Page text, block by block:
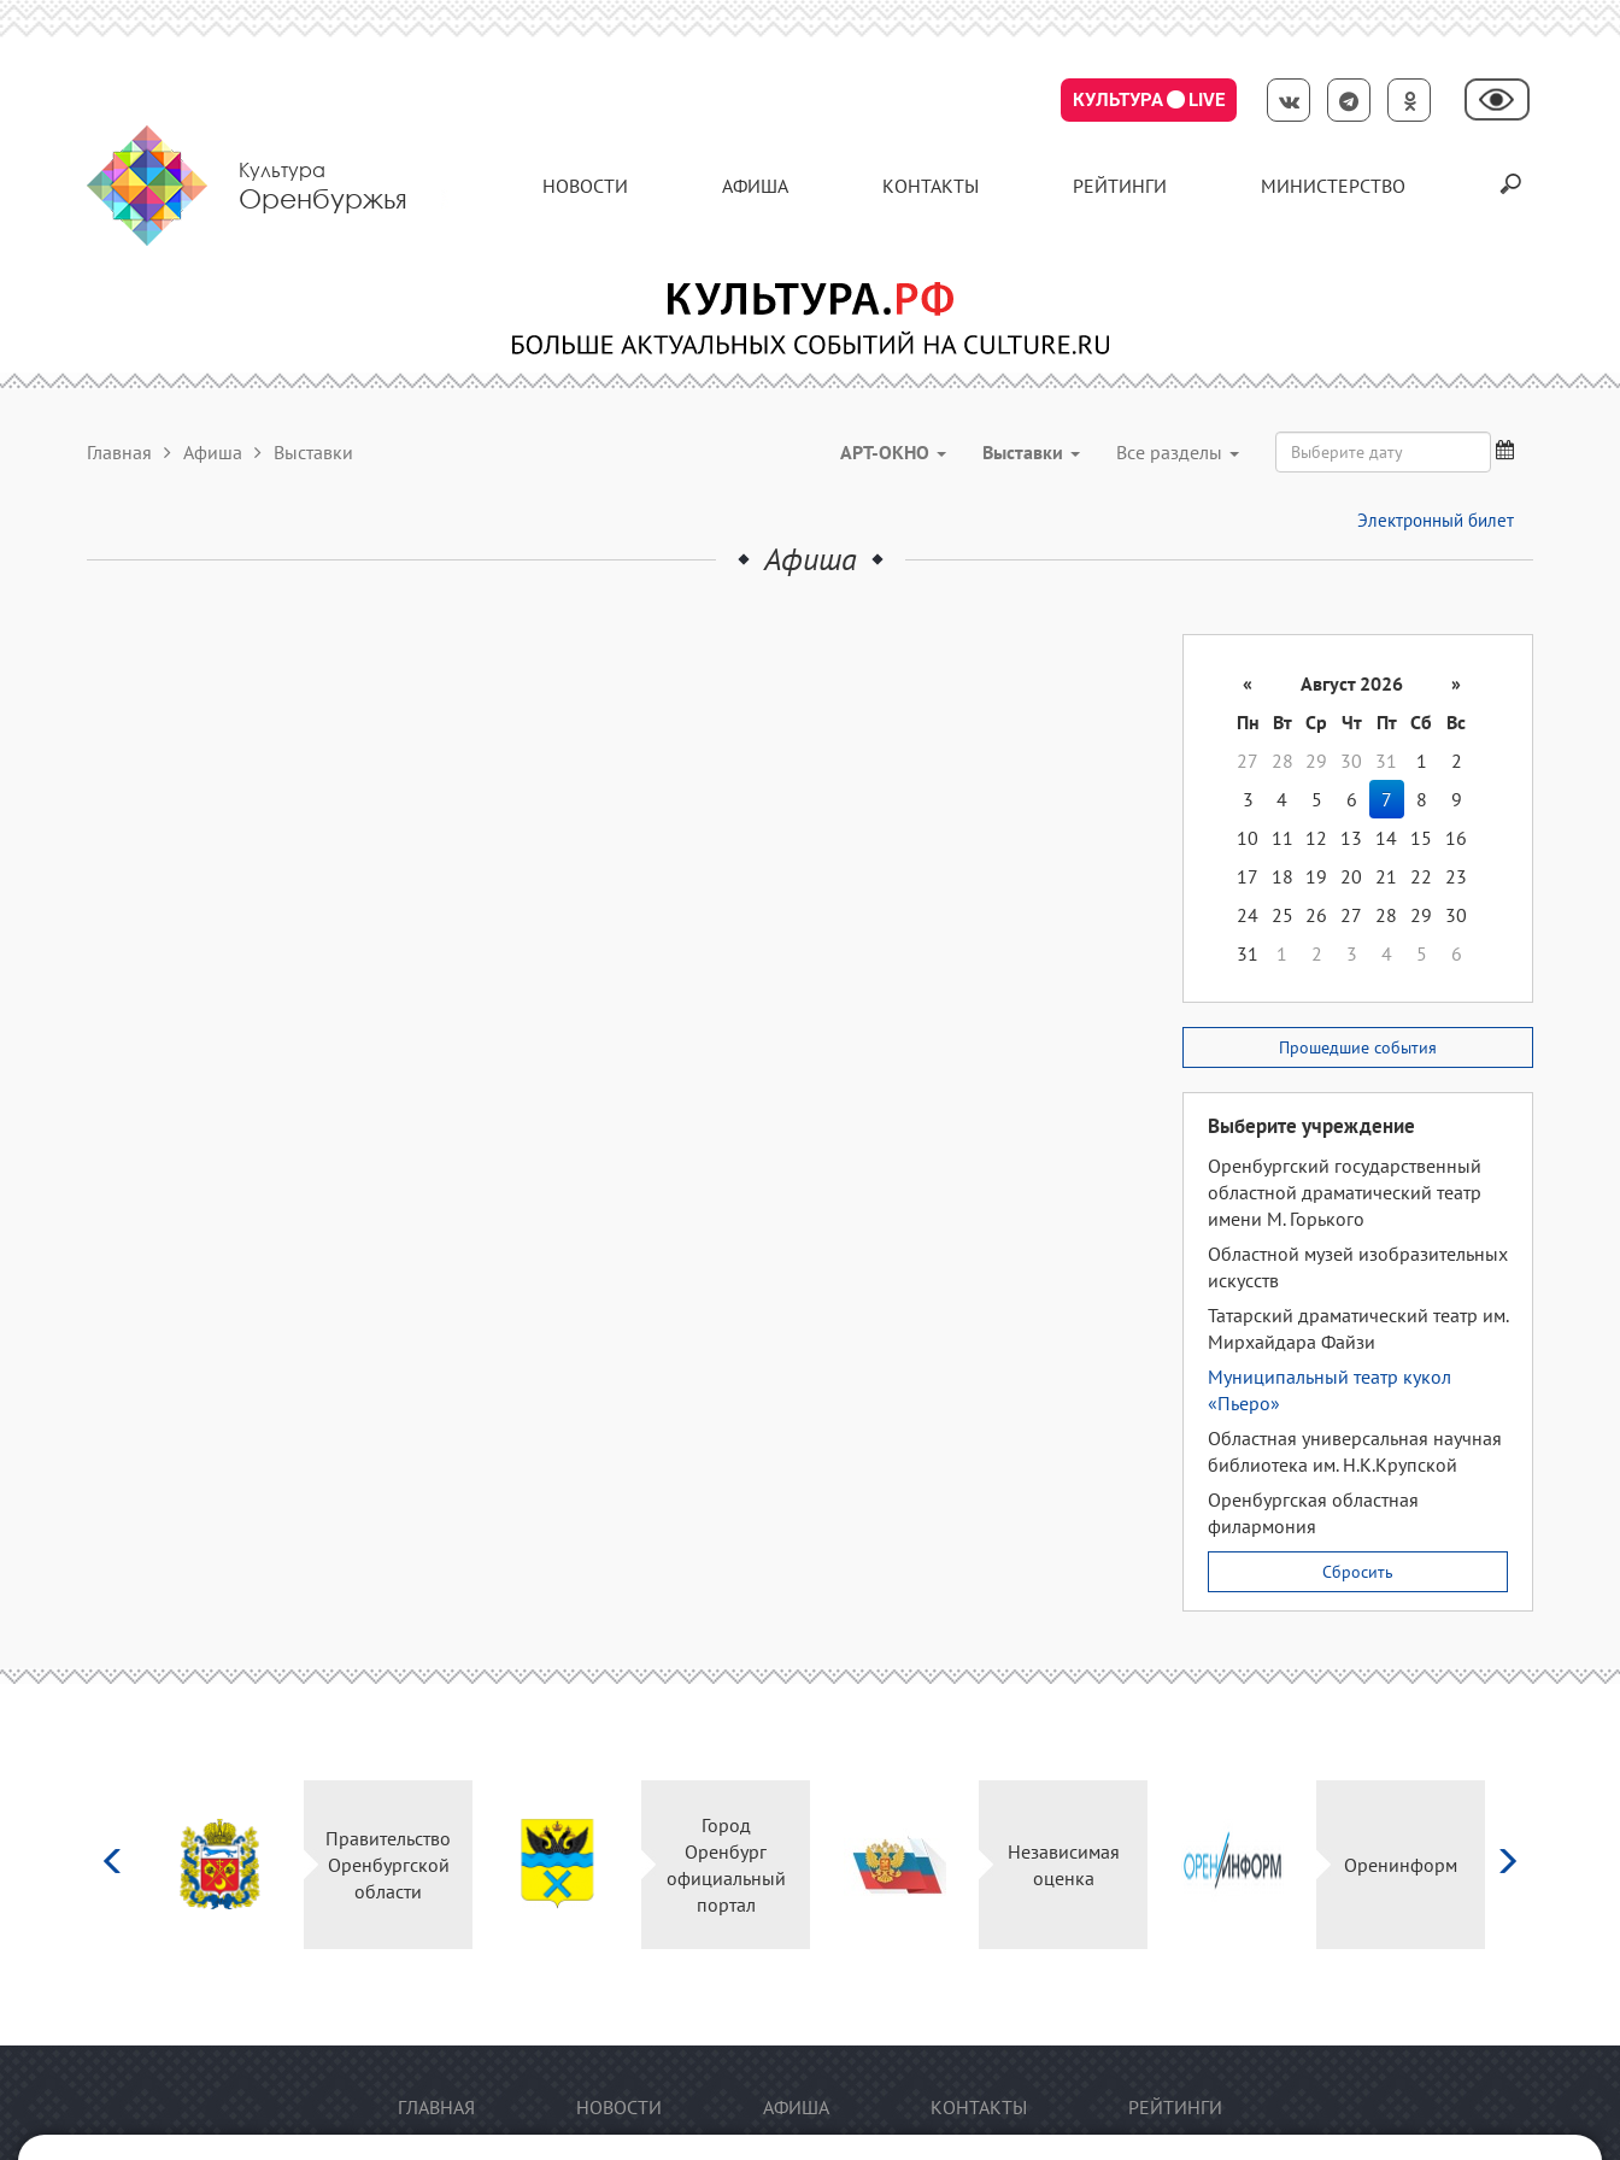
КУЛЬТУРА LIVE
Культура
Оренбуржья НОВОСТИ АФИША КОНТАКТЫ РЕЙТИНГИ МИНИСТЕРСТВО
Главная Афиша Выставки АРТ-ОКНО Выставки Все разделы
Электронный билет
Афиша
« Август 2026
»
Пн
Вт Ср Чт Пт Сб
Вс
27
28 29 30 31 1
2
3
4 5 6 7 8
9
10
11 12 13 14 15
16
17
18 19 20 21 22
23
24 25 26 27 28 29
30
31
1 2 3 4 5 6
Прошедшие события
Выберите учреждение
Оренбургский государственный
областной драматический театр
имени М. Горького
Областной музей изобразительных
искусств
Татарский драматический театр им.
Мирхайдара Файзи
Муниципальный театр кукол
«Пьеро»
Областная универсальная научная
библиотека им. Н.К.Крупской
Оренбургская областная
филармония
Сбросить
Правительство
Оренбургской
области
Город
Оренбург
официальный
портал
Независимая
оценка
Оренинформ
ГЛАВНАЯ НОВОСТИ АФИША КОНТАКТЫ РЕЙТИНГИ